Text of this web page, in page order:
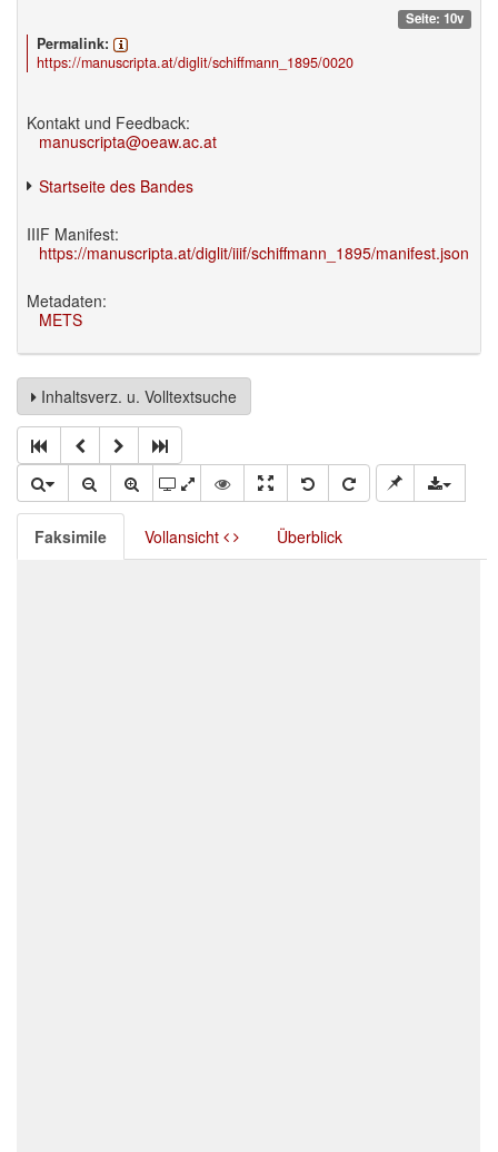
Seite: 10v
Permalink:
https://manuscripta.at/diglit/schiffmann_1895/0020
Kontakt und Feedback:
manuscripta@oeaw.ac.at
Startseite des Bandes
IIIF Manifest:
https://manuscripta.at/diglit/iiif/schiffmann_1895/manifest.json
Metadaten:
METS
Inhaltsverz. u. Volltextsuche
Faksimile Vollansicht Überblick